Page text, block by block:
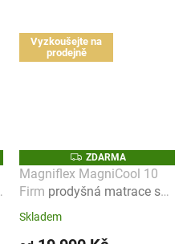
Vyzkoušejte na
prodejně
Z
D
A
R
ZDARMA
Magniflex MagniCool 10
Firm prodyšná matrace s
chladivým efektem
Skladem